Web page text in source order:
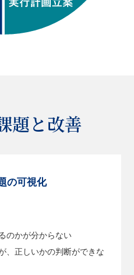
題と改善
の可視化
のかが分からない
、正しいかの判断ができな